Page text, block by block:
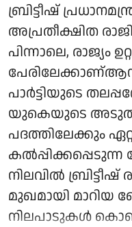
ബ്രിട്ടീഷ്
അപ്രതീക്ഷിത
പിന്നാലെ,
പാര്‍ട്ടിയുടെ
യുകെയുടെ അടുത്ത
പദത്തിലേക്കും
നിലവില്‍
മുഖമായി മാറിയ
നിലപാടുകള്‍